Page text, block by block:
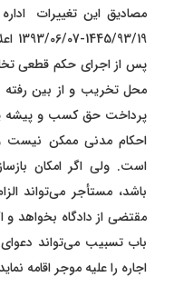
مصادیق این تغییرات
پس از اجرای حکم قطعی
محل تخریب و از بین رفته
احکام مدنی ممکن نیست
است. ولی اگر امکان
باشد، مستأجر می‌تواند
مقتضی از دادگاه بخواهد و
باب تسبیب می‌تواند
اجاره را علیه موجر اقامه